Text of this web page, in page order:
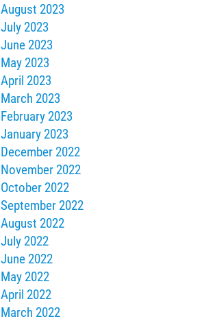
August 2023
July 2023
June 2023
May 2023
April 2023
March 2023
February 2023
January 2023
December 2022
November 2022
October 2022
September 2022
August 2022
July 2022
June 2022
May 2022
April 2022
March 2022